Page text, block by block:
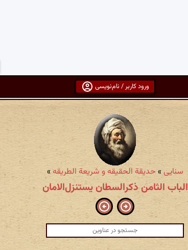
ورود کاربر / نام‌نویسی
سنایی » حدیقة الحقیقه و شریعة الطریقه»
الباب الثامن ذکرالسطان یستنزل‌الامان